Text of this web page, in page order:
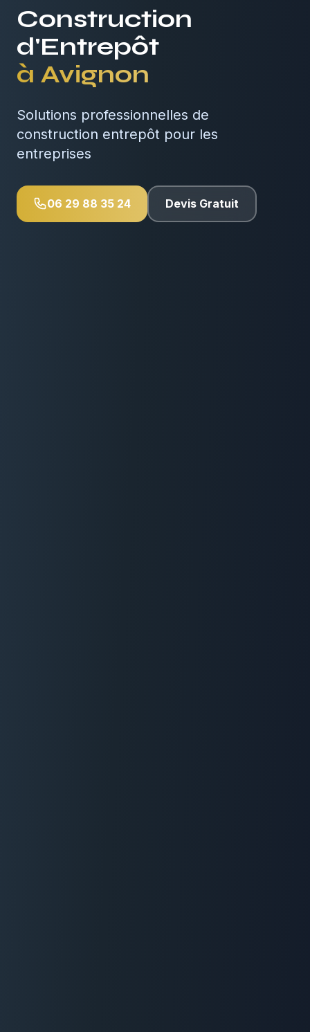
Construction
d'Entrepôt
à Avignon
Solutions professionnelles de
construction entrepôt pour les
entreprises
06 29 88 35 24 Devis Gratuit